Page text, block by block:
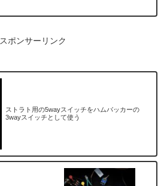
スポンサーリンク
ストラト用の5wayスイッチをハムバッカーの
3wayスイッチとして使う